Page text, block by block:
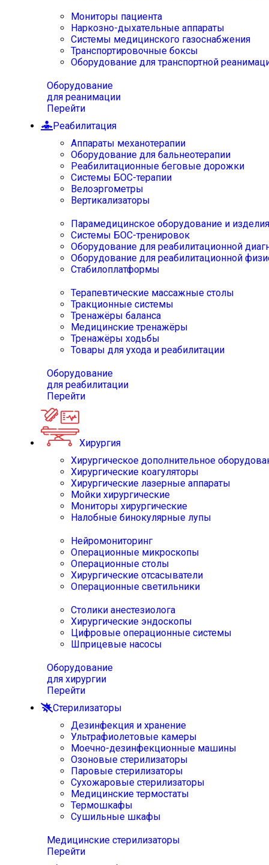
Мониторы пациента
Наркозно-дыхательные аппараты
Системы медицинского газоснабжения
Транспортировочные боксы
Оборудование для транспортной
Оборудование
для реанимации
Перейти
Реабилитация
Аппараты механотерапии
Оборудование для бальнеотерапии
Реабилитационные беговые дорожки
Системы БОС-терапии
Велоэргометры
Вертикализаторы
Парамедицинское оборудование и изделия
Системы БОС-тренировок
Оборудование для реабилитационной
Оборудование для реабилитационной
Стабилоплатформы
Терапевтические массажные столы
Тракционные системы
Тренажёры баланса
Медицинские тренажёры
Тренажёры ходьбы
Товары для ухода и реабилитации
Оборудование
для реабилитации
Перейти
Хирургия
Хирургическое дополнительное
Хирургические коагуляторы
Хирургические лазерные аппараты
Мойки хирургические
Мониторы хирургические
Налобные бинокулярные лупы
Нейромониторинг
Операционные микроскопы
Операционные столы
Хирургические отсасыватели
Операционные светильники
Столики анестезиолога
Хирургические эндоскопы
Цифровые операционные системы
Шприцевые насосы
Оборудование
для хирургии
Перейти
Стерилизаторы
Дезинфекция и хранение
Ультрафиолетовые камеры
Моечно-дезинфекционные машины
Озоновые стерилизаторы
Паровые стерилизаторы
Сухожаровые стерилизаторы
Медицинские термостаты
Термошкафы
Сушильные шкафы
Медицинские стерилизаторы
Перейти